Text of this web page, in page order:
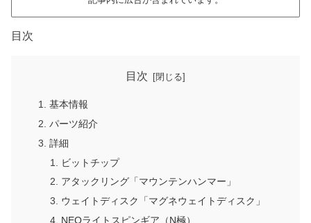
目次
目次
基本情報
パーツ紹介
詳細
ビットチップ
アタックリング「マウンテンハンマー」
ウェイトディスク「マグネウェイトディスク」
NEOライトスピンギア（N極）